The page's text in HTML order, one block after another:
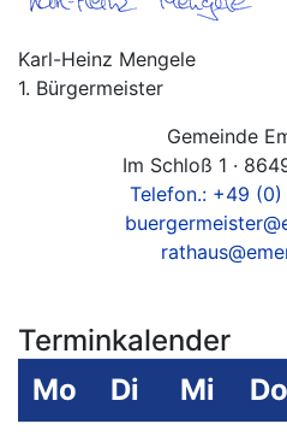
Karl-Heinz Mengele
1. Bürgermeister
Gemeinde
Im Schloß 1 ·
Telefon.: +49
Terminkalender
Mo
Di Mi Do